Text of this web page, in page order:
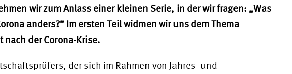
wir zum Anlass einer kleinen Serie, in der wir fragen: „Was
anders?” Im ersten Teil widmen wir uns dem Thema
nach der Corona-Krise.
der sich im Rahmen von Jahres- und